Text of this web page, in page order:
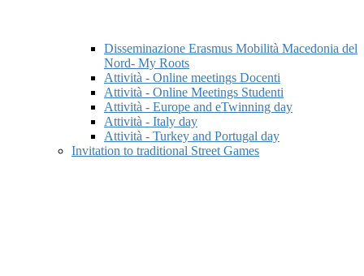
Disseminazione Erasmus Mobilità Macedonia del
Nord- My Roots
Attività - Online meetings Docenti
Attività - Online Meetings Studenti
Attività - Europe and eTwinning day
Attività - Italy day
Attività - Turkey and Portugal day
Invitation to traditional Street Games